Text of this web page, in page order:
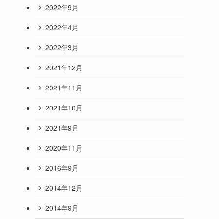
2022年9月
2022年4月
2022年3月
2021年12月
2021年11月
2021年10月
2021年9月
2020年11月
2016年9月
2014年12月
2014年9月